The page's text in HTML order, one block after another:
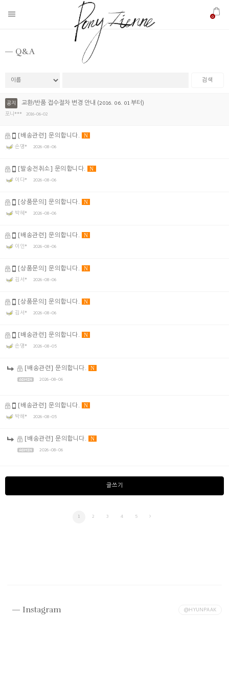
0
Q&A
검색
공지 교환/반품 접수절차 변경 안내 (2016. 06. 01 부터)
포니*** 2016-06-02
[배송관련] 문의합니다. N
손명* 2026-08-06
[발송전취소] 문의합니다. N
이다* 2026-08-06
[상품문의] 문의합니다. N
박혜* 2026-08-06
[배송관련] 문의합니다. N
이인* 2026-08-06
[상품문의] 문의합니다. N
김서* 2026-08-06
[상품문의] 문의합니다. N
김서* 2026-08-06
[배송관련] 문의합니다. N
손명* 2026-08-05
[배송관련] 문의합니다. N
2026-08-06
[배송관련] 문의합니다. N
박해* 2026-08-05
[배송관련] 문의합니다. N
2026-08-06
글쓰기
1 2 3 4 5
Instagram @HYUNPAAK